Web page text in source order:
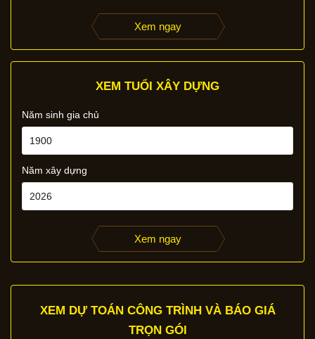
Xem ngay
XEM TUỔI XÂY DỰNG
Năm sinh gia chủ
Năm xây dựng
Xem ngay
XEM DỰ TOÁN CÔNG TRÌNH VÀ BÁO GIÁ
TRỌN GÓI